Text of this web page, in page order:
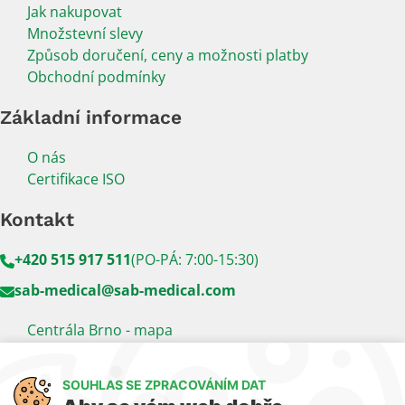
Jak nakupovat
Množstevní slevy
Způsob doručení, ceny a možnosti platby
Obchodní podmínky
Základní informace
O nás
Certifikace ISO
Kontakt
+420 515 917 511(PO-PÁ: 7:00-15:30)
sab-medical@sab-medical.com
Centrála Brno - mapa
Sledujte násSOUHLAS SE ZPRACOVÁNÍM DAT